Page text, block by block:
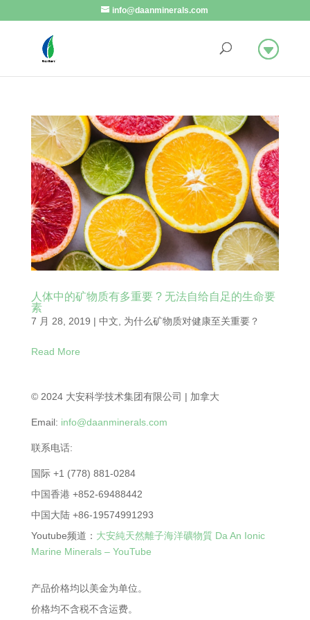
info@daanminerals.com
人体中的矿物质有多重要 ? 无法自给自足的生命要
素
7 月 28, 2019 | 中文 为什么矿物质对健康至关重要？
Read More
© 2024 大安科学技术集团有限公司 | 加拿大
Email: info@daanminerals.com
联系电话:
国际 +1 (778) 881-0284
中国香港 +852-69488442
中国大陆 +86-19574991293
Youtube频道： 大安純天然離子海洋礦物質 Da An Ionic
Marine Minerals – YouTube
产品价格均以美金为单位。
价格均不含税不含运费。